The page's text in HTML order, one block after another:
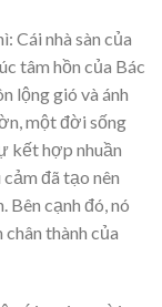
Cái nhà sàn của
tâm hồn của Bác
lộng gió và ánh
một đời sống
kết hợp nhuần
đã tạo nên
Bên cạnh đó, nó
thành của